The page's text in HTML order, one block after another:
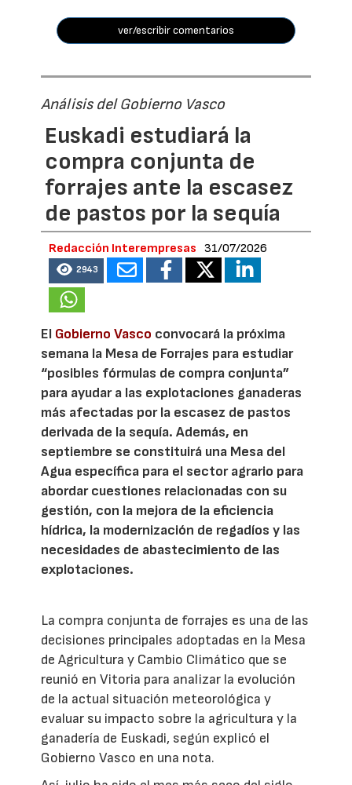
ver/escribir comentarios
Análisis del Gobierno Vasco
Euskadi estudiará la
compra conjunta de
forrajes ante la escasez
de pastos por la sequía
Redacción Interempresas 31/07/2026
2943
El Gobierno Vasco convocará la próxima
semana la Mesa de Forrajes para estudiar
“posibles fórmulas de compra conjunta”
para ayudar a las explotaciones ganaderas
más afectadas por la escasez de pastos
derivada de la sequía. Además, en
septiembre se constituirá una Mesa del
Agua específica para el sector agrario para
abordar cuestiones relacionadas con su
gestión, con la mejora de la eficiencia
hídrica, la modernización de regadíos y las
necesidades de abastecimiento de las
explotaciones.
La compra conjunta de forrajes es una de las
decisiones principales adoptadas en la Mesa
de Agricultura y Cambio Climático que se
reunió en Vitoria para analizar la evolución
de la actual situación meteorológica y
evaluar su impacto sobre la agricultura y la
ganadería de Euskadi, según explicó el
Gobierno Vasco en una nota.